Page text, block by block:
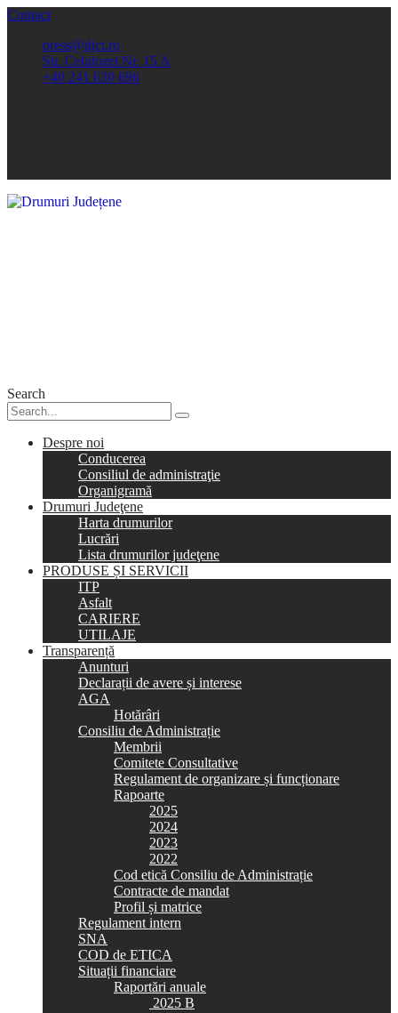
Contact
press@djct.ro
Str. Celulozei Nr. 15 A
+40 241 630 696
Search
Despre noi
Conducerea
Consiliul de administraţie
Organigramă
Drumuri Judeţene
Harta drumurilor
Lucrări
Lista drumurilor judeţene
PRODUSE ȘI SERVICII
ITP
Asfalt
CARIERE
UTILAJE
Transparență
Anunturi
Declarații de avere și interese
AGA
Hotărâri
Consiliu de Administrație
Membrii
Comitete Consultative
Regulament de organizare și funcționare
Rapoarte
2025
2024
2023
2022
Cod etică Consiliu de Administrație
Contracte de mandat
Profil și matrice
Regulament intern
SNA
COD de ETICA
Situații financiare
Raportări anuale
2025 B